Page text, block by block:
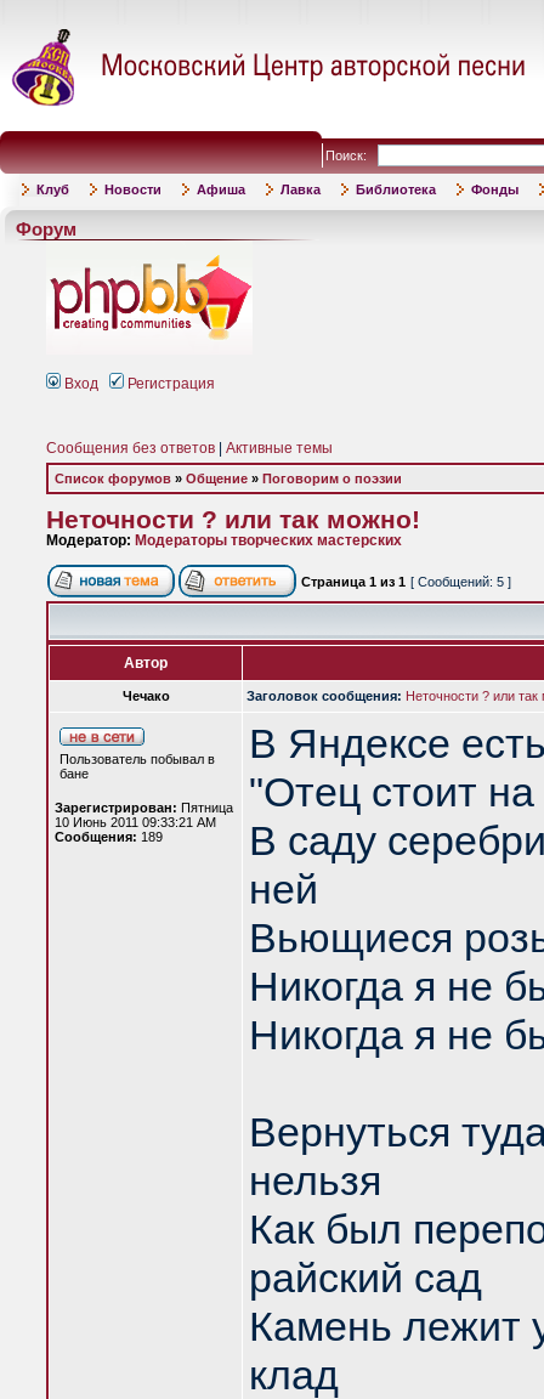
Поиск:
Клуб Новости Афиша Лавка Библиотека Фонды
Форум
Вход Регистрация
Сообщения без ответов Активные темы
Список форумов » Общение » Поговорим о поэзии
Неточности ? или так можно!
Модератор: Модераторы творческих мастерских
Страница 1 из 1 [ Сообщений: 5 ]
Автор
Чечако Заголовок сообщения: Неточности ? или
Пользователь побывал в
бане
Зарегистрирован: Пятница
10 Июнь 2011 09:33:21 AM
Сообщения: 189
В Яндексе
"Отец стоит
В саду
ней
Вьющиеся
Никогда я не
Никогда я не
Вернуться
нельзя
Как был
райский сад
Камень лежит
клад